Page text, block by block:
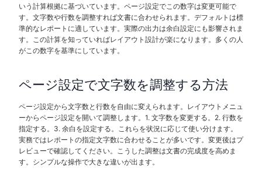
いう計算根拠に基づいています。ページ設定でこの数字は変更可能で
す。文字数や行数を調整すれば文書に合わせられます。デフォルトは標
準的なレポートに適しています。実際の出力は余白設定にも影響されま
す。この計算を知っていればレイアウト設計が楽になります。多くの人
がこの数字を基準にしています。
ページ設定で文字数を調整する方法
ページ設定から文字数と行数を自由に変えられます。レイアウトメニュ
ーからページ設定を開いて調整します。1. 文字数を変更する。2. 行数を
指定する。3. 余白を設定する。これらを状況に応じて使い分けます。
実務ではレポートの指定文字数に合わせることが多いです。変更後はプ
レビューで確認してください。こうした調整は文書の完成度を高めま
す。シンプルな操作で大きな違いが出ます。